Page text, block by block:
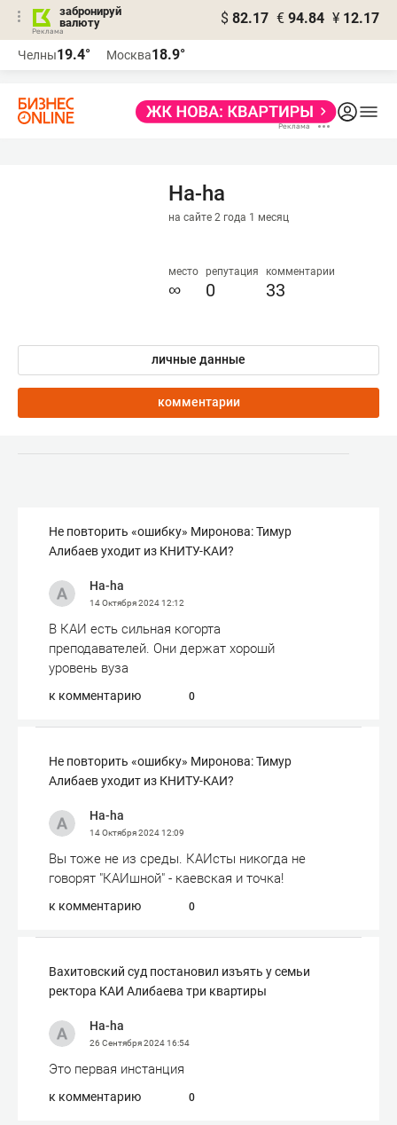
забронируй
валюту
$ 82.17 € 94.84 ¥ 12.17
Челны19.4° Москва18.9°
Ha-ha
на сайте 2 года 1 месяц
место
∞
репутация
0
комментарии
33
личные данные
комментарии
Не повторить «ошибку» Миронова: Тимур
Алибаев уходит из КНИТУ-КАИ?
Ha-ha
14 Октября 202412:12
В КАИ есть сильная когорта
преподавателей. Они держат хорошй
уровень вуза
к комментарию 0
Не повторить «ошибку» Миронова: Тимур
Алибаев уходит из КНИТУ-КАИ?
Ha-ha
14 Октября 202412:09
Вы тоже не из среды. КАИсты никогда не
говорят "КАИшной" - каевская и точка!
к комментарию 0
Вахитовский суд постановил изъять у семьи
ректора КАИ Алибаева три квартиры
Ha-ha
26 Сентября 202416:54
Это первая инстанция
к комментарию 0